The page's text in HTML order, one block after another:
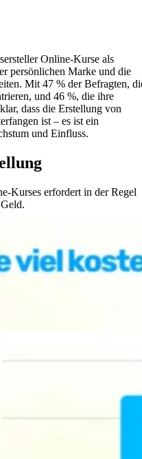
Online-Kurse als
persönlichen Marke und die
Mit 47 % der Befragten,
und 46 %, die ihre
dass die Erstellung von
ist – es ist ein
und Einfluss.
Kurses erfordert in der Regel